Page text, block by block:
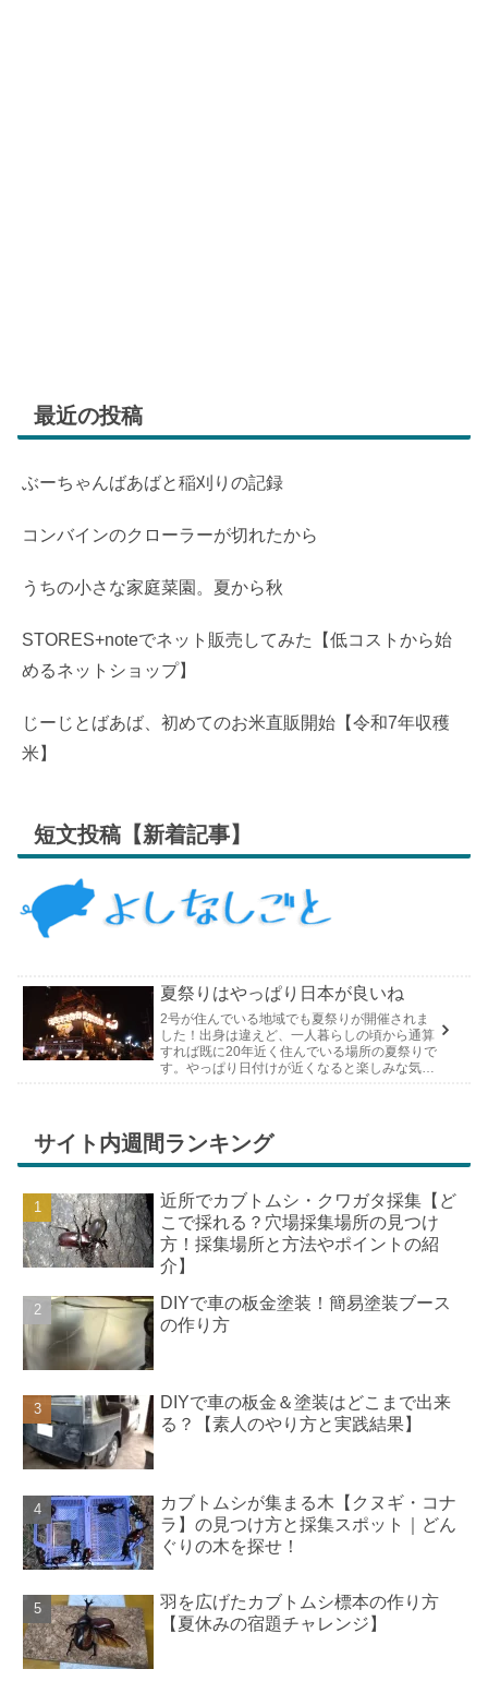
最近の投稿
ぶーちゃんばあばと稲刈りの記録
コンバインのクローラーが切れたから
うちの小さな家庭菜園。夏から秋
STORES+noteでネット販売してみた【低コストから始
めるネットショップ】
じーじとばあば、初めてのお米直販開始【令和7年収穫
米】
短文投稿【新着記事】
夏祭りはやっぱり日本が良いね
2号が住んでいる地域でも夏祭りが開催されま
した！出身は違えど、一人暮らしの頃から通算
すれば既に20年近く住んでいる場所の夏祭りで
す。やっぱり日付けが近くなると楽しみな気持
サイト内週間ランキング
近所でカブトムシ・クワガタ採集【ど
こで採れる？穴場採集場所の見つけ
方！採集場所と方法やポイントの紹
介】
DIYで車の板金塗装！簡易塗装ブース
の作り方
DIYで車の板金＆塗装はどこまで出来
る？【素人のやり方と実践結果】
カブトムシが集まる木【クヌギ・コナ
ラ】の見つけ方と採集スポット｜どん
ぐりの木を探せ！
羽を広げたカブトムシ標本の作り方
【夏休みの宿題チャレンジ】